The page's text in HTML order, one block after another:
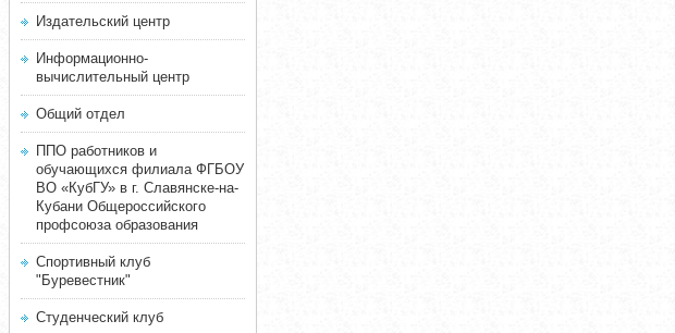
Издательский центр
Информационно-
вычислительный центр
Общий отдел
ППО работников и
обучающихся филиала ФГБОУ
ВО «КубГУ» в г. Славянске-на-
Кубани Общероссийского
профсоюза образования
Спортивный клуб
"Буревестник"
Студенческий клуб